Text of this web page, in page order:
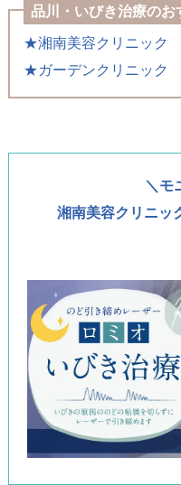
品川・いびき治療のお
★湘南美容クリニック
★ガーデンクリニック
＼モ
湘南美容クリニッ